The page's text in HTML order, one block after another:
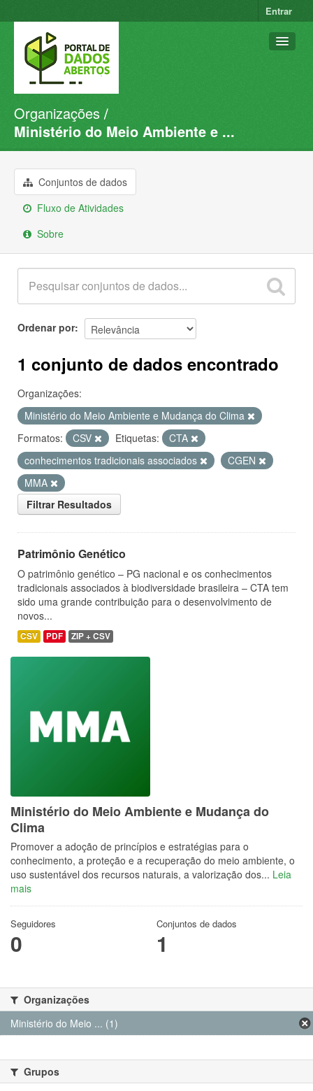
Entrar
Conjuntos de dados
Organizações
Sobre
Organizações
Ministério do Meio Ambiente e ...
Conjuntos de dados
Fluxo de Atividades
Sobre
Ordenar por
1 conjunto de dados encontrado
Organizações:
Ministério do Meio Ambiente e Mudança do Clima
Formatos:
CSV Etiquetas:
CTA
conhecimentos tradicionais associados
CGEN
MMA
Filtrar Resultados
Patrimônio Genético
O patrimônio genético – PG nacional e os conhecimentos
tradicionais associados à biodiversidade brasileira – CTA tem
sido uma grande contribuição para o desenvolvimento de
novos...
CSV PDF ZIP + CSV
Ministério do Meio Ambiente e Mudança do
Clima
Promover a adoção de princípios e estratégias para o
conhecimento, a proteção e a recuperação do meio ambiente, o
uso sustentável dos recursos naturais, a valorização dos... Leia
mais
Seguidores
0
Conjuntos de dados
1
Organizações
Ministério do Meio ... (1)
Grupos